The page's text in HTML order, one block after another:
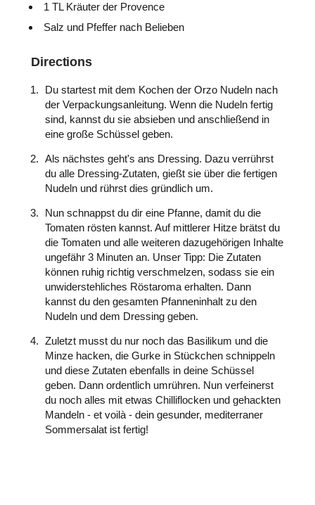
1 TL Kräuter der Provence
Salz und Pfeffer nach Belieben
Directions
Du startest mit dem Kochen der Orzo Nudeln nach
der Verpackungsanleitung. Wenn die Nudeln fertig
sind, kannst du sie absieben und anschließend in
eine große Schüssel geben.
Als nächstes geht's ans Dressing. Dazu verrührst
du alle Dressing-Zutaten, gießt sie über die fertigen
Nudeln und rührst dies gründlich um.
Nun schnappst du dir eine Pfanne, damit du die
Tomaten rösten kannst. Auf mittlerer Hitze brätst du
die Tomaten und alle weiteren dazugehörigen Inhalte
ungefähr 3 Minuten an. Unser Tipp: Die Zutaten
können ruhig richtig verschmelzen, sodass sie ein
unwiderstehliches Röstaroma erhalten. Dann
kannst du den gesamten Pfanneninhalt zu den
Nudeln und dem Dressing geben.
Zuletzt musst du nur noch das Basilikum und die
Minze hacken, die Gurke in Stückchen schnippeln
und diese Zutaten ebenfalls in deine Schüssel
geben. Dann ordentlich umrühren. Nun verfeinerst
du noch alles mit etwas Chilliflocken und gehackten
Mandeln - et voilà - dein gesunder, mediterraner
Sommersalat ist fertig!